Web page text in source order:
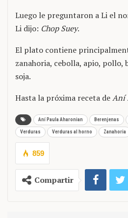
Luego le preguntaron a Li el
Li dijo: Chop Suey.
El plato contiene
zanahoria, cebolla, apio, pollo,
soja.
Hasta la próxima receta deAní
Aní Paula Aharonian Berenjenas
Verduras Verduras al horno Zanahoria
859
Compartir